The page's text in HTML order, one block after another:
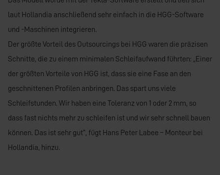
laut Hollandia anschließend sehr einfach in die HGG-Software
und -Maschinen integrieren.
Der größte Vorteil des Outsourcings bei HGG waren die präzisen
Schnitte, die zu einem minimalen Schleifaufwand führten: „Einer
der größten Vorteile von HGG ist, dass sie eine Fase an den
geschnittenen Profilen anbringen. Das spart uns viele
Schleifstunden. Wir haben eine Toleranz von 1 oder 2 mm, so
dass fast nichts mehr zu schleifen ist und wir sehr schnell bauen
können. Das ist sehr gut“, fügt Hans Peter Labee – Monteur bei
Hollandia, hinzu.